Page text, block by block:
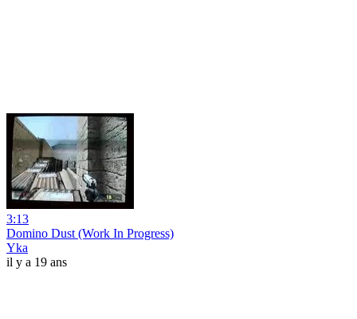
3:13
Domino Dust (Work In Progress)
Yka
il y a 19 ans